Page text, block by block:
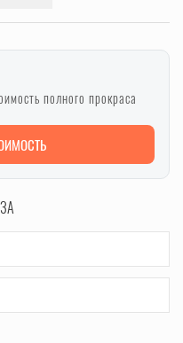
полного прокраса